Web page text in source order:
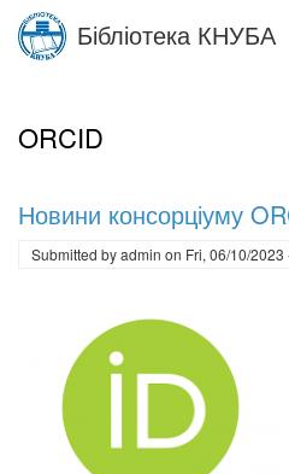
Skip
main
Бібліотека КНУБА
ORCID
Новини консорціуму
Submitted byadmin on Fri, 06/10/2023